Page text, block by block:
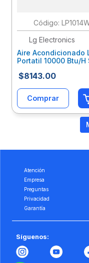
:
Lg Electronics
Aire Acondicionado
Portatil 10000 Btu/H
Lglaiaab035
$8143.00
Comprar
Atención
Empresa
Preguntas
Privacidad
Garantía
Síguenos: